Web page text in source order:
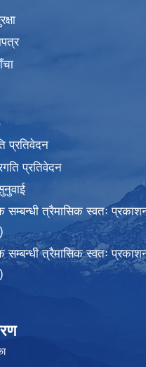
प्रतिवेदन
प्रतिवेदन
सम्बन्धी त्रैमासिक स्वतः
सम्बन्धी त्रैमासिक स्वतः